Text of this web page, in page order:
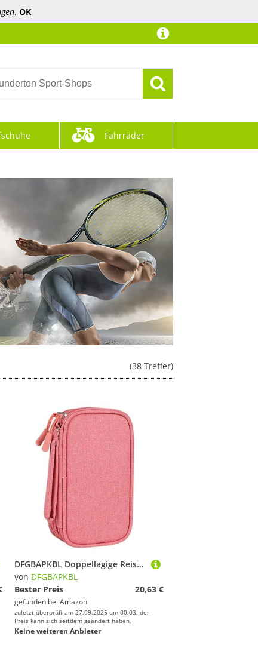
. OK
Fahrräder
(38 Treffer)
DFGBAPKBL Doppellagige Reise-Kabel-Organizer-Tasche, wasserdichte Tragetasche for elektronisches Zubehör Zur Aufbewahrung von Datenkabeln
von DFGBAPKBL
Bester Preis
20,63 €
gefunden bei Amazon
zuletzt überprüft am 27.09.2025 um 00:03; der
Preis kann sich seitdem geändert haben.
Keine weiteren Anbieter